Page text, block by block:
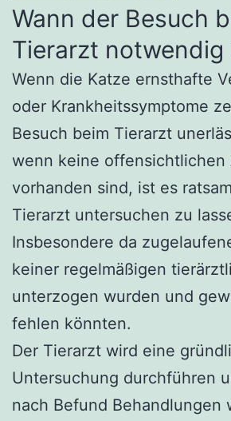
Wann der Besuch
Tierarzt notwendig
Wenn die Katze ernsthafte
oder Krankheitssymptome
Besuch beim Tierarzt
wenn keine offensichtlichen
vorhanden sind, ist es
Tierarzt untersuchen zu
Insbesondere da
keiner regelmäßigen
unterzogen wurden und
fehlen könnten.
Der Tierarzt wird eine
Untersuchung durchführen
nach Befund Behandlungen